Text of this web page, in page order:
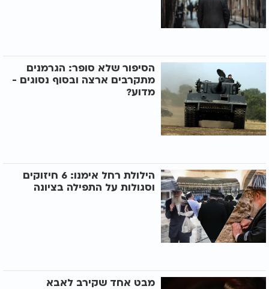
הסיפור שלא סופר: הגרמנים
מתקרבים ארצה ובסוף נסוגים -
מדוע?
הילולת רחל אימנו: 6 חיזוקים
וסגולות על התפילה בציונה
מבט אחד שקירב לאבא